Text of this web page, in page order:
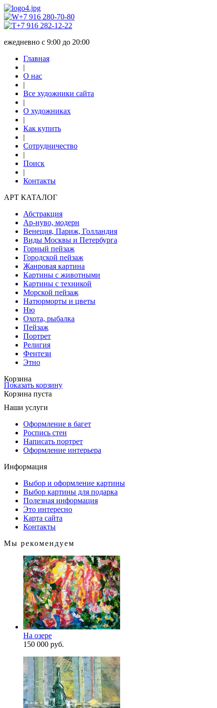
+7 916 280-70-80
+7 916 282-12-22
ежедневно с 9:00 до 20:00
Главная
|
О нас
|
Все художники сайта
|
О художниках
|
Как купить
|
Сотрудничество
|
Поиск
|
Контакты
АРТ КАТАЛОГ
Абстракция
Ар-нуво, модерн
Венеция, Париж, Голландия
Виды Москвы и Петербурга
Горный пейзаж
Городской пейзаж
Жанровая картина
Картины с животными
Картины с техникой
Морской пейзаж
Натюрморты и цветы
Ню
Охота, рыбалка
Пейзаж
Портрет
Религия
Фентези
Этно
Корзина
Показать корзину
Корзина пуста
Наши услуги
Оформление в багет
Роспись стен
Написать портрет
Оформление интерьера
Информация
Выбор и оформление картины
Выбор картины для подарка
Полезная информация
Это интересно
Карта сайта
Контакты
Мы рекомендуем
На озере
150 000 руб.